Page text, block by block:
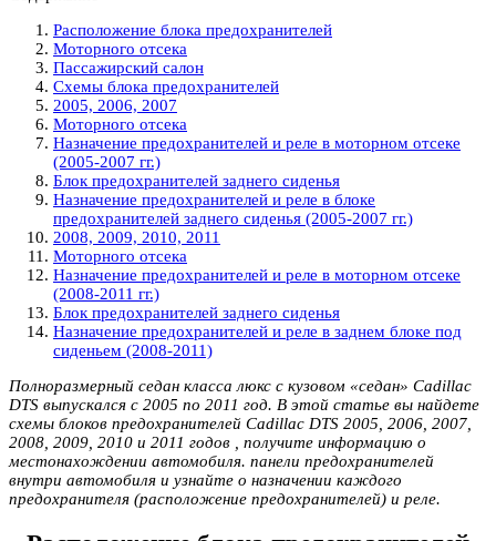
Расположение блока предохранителей
Моторного отсека
Пассажирский салон
Схемы блока предохранителей
2005, 2006, 2007
Моторного отсека
Назначение предохранителей и реле в моторном отсеке
(2005-2007 гг.)
Блок предохранителей заднего сиденья
Назначение предохранителей и реле в блоке
предохранителей заднего сиденья (2005-2007 гг.)
2008, 2009, 2010, 2011
Моторного отсека
Назначение предохранителей и реле в моторном отсеке
(2008-2011 гг.)
Блок предохранителей заднего сиденья
Назначение предохранителей и реле в заднем блоке под
сиденьем (2008-2011)
Полноразмерный седан класса люкс с кузовом «седан» Cadillac
DTS выпускался с 2005 по 2011 год. В этой статье вы найдете
схемы блоков предохранителей Cadillac DTS 2005, 2006, 2007,
2008, 2009, 2010 и 2011 годов , получите информацию о
местонахождении автомобиля. панели предохранителей
внутри автомобиля и узнайте о назначении каждого
предохранителя (расположение предохранителей) и реле.